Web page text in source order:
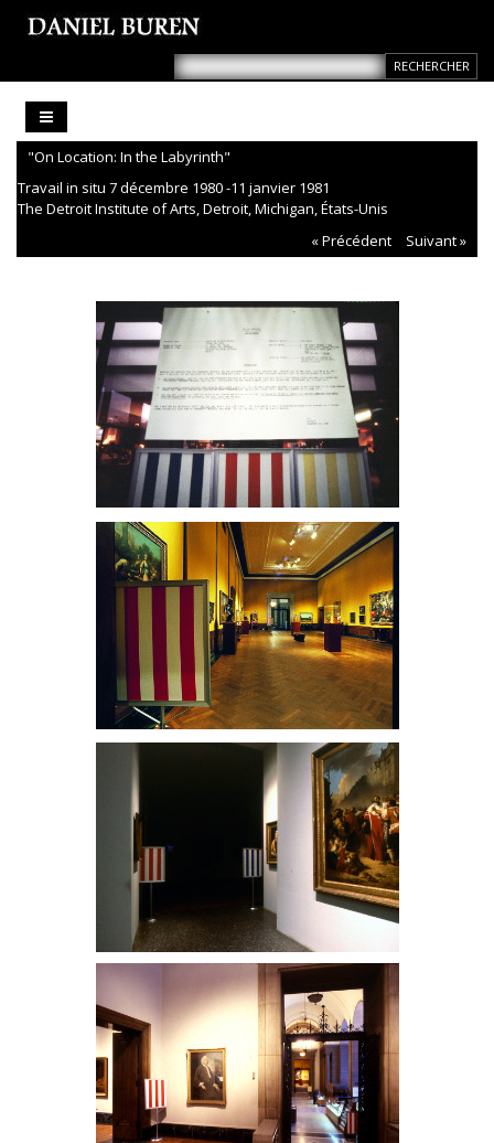
"On Location: In the Labyrinth"
Travail in situ 7 décembre 1980 -11 janvier 1981
The Detroit Institute of Arts, Detroit, Michigan, États-Unis
« Précédent
Suivant »